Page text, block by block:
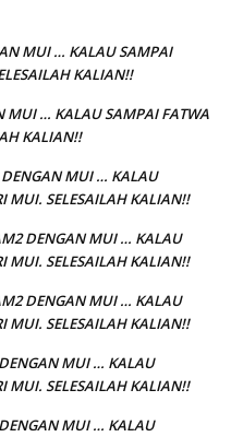
MUI … KALAU SAMPAI
KALIAN!!
MUI … KALAU SAMPAI FATWA
KALIAN!!
MUI … KALAU
MUI. SELESAILAH KALIAN!!
DENGAN MUI … KALAU
MUI. SELESAILAH KALIAN!!
DENGAN MUI … KALAU
MUI. SELESAILAH KALIAN!!
MUI … KALAU
MUI. SELESAILAH KALIAN!!
MUI … KALAU